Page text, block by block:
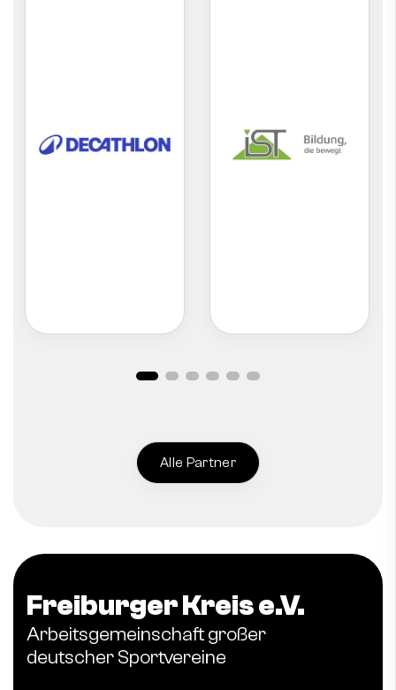
Alle Partner
Freiburger Kreis e.V.
Arbeitsgemeinschaft großer
deutscher Sportvereine